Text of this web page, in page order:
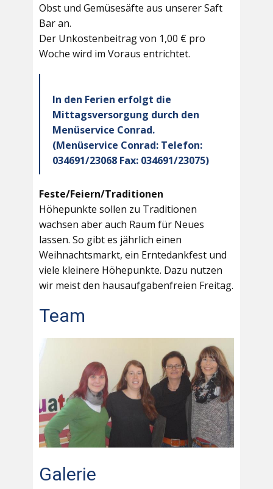
Obst und Gemüsesäfte aus unserer Saft
Bar an.
Der Unkostenbeitrag von 1,00 € pro
Woche wird im Voraus entrichtet.
In den Ferien erfolgt die
Mittagsversorgung durch den
Menüservice Conrad.
(Menüservice Conrad: Telefon:
034691/23068 Fax: 034691/23075)
Feste/Feiern/Traditionen
Höhepunkte sollen zu Traditionen
wachsen aber auch Raum für Neues
lassen. So gibt es jährlich einen
Weihnachtsmarkt, ein Erntedankfest und
viele kleinere Höhepunkte. Dazu nutzen
wir meist den hausaufgabenfreien Freitag.
Team
Galerie